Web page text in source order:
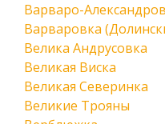
Варваро-
Варваровка
Велика Андрусовка
Великая Виска
Великая Северинка
Великие Трояны